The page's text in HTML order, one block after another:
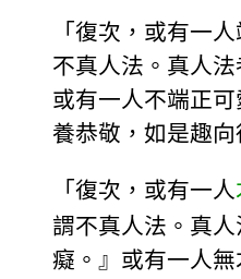
「復次，或有一
不真人法。真人
或有一人不端正
養恭敬，如是趣
「復次，或有一人
謂不真人法。真
癡。』或有一人